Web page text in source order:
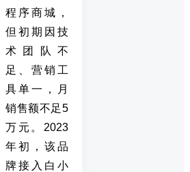
程序商城，
但初期因技
术团队不
足、营销工
具单一，月
销售额不足5
万元。2023
年初，该品
牌接入白小